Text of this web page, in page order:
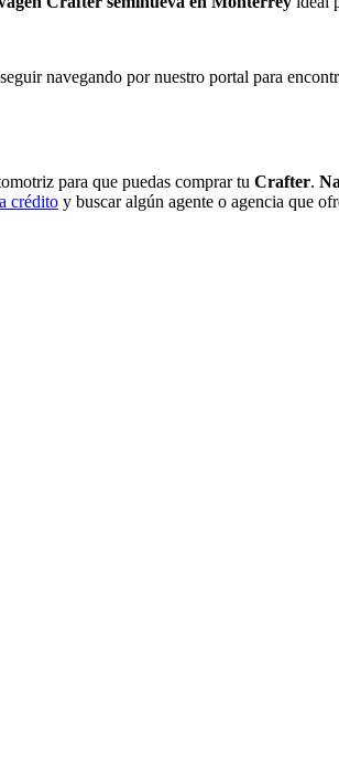
navegando por nuestro portal para
para que puedas comprar tu Crafter.
crédito y buscar algún agente o agencia que